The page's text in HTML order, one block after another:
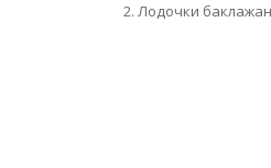
Лодочки